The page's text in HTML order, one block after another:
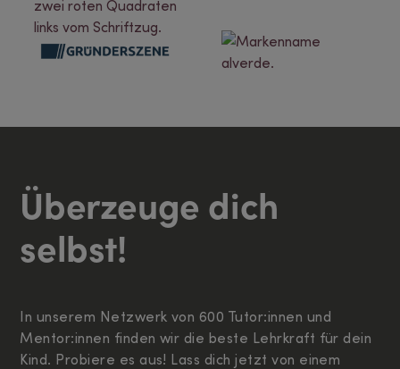
Überzeuge dich
selbst!
In unserem Netzwerk von 600 Tutor:innen und
Mentor:innen finden wir die beste Lehrkraft für dein
Kind. Probiere es aus! Lass dich jetzt von einem